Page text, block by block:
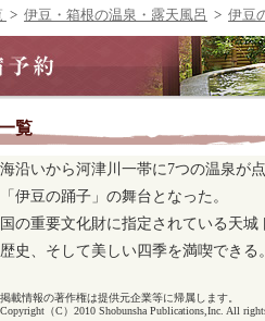
> 伊豆・箱根の温泉・露天風呂 > 伊豆
覧
海沿いから河津川一帯に7つの温泉が
「伊豆の踊子」の舞台となった。
国の重要文化財に指定されている天城
歴史、そして美しい四季を満喫できる。
掲載情報の著作権は提供元企業等に帰属します。
Copyright（C）2010 Shobunsha Publications,Inc. All rights